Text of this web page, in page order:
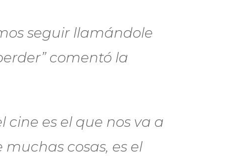
seguir llamándole
comentó la
cine es el que nos va a
cosas, es el